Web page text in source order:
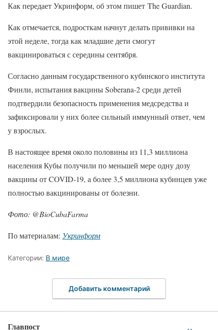
Как передает Укринформ, об этом пишет The Guardian.
Как отмечается, подросткам начнут делать прививки на
этой неделе, тогда как младшие дети смогут
вакцинироваться с середины сентября.
Согласно данным государственного кубинского института
Финли, испытания вакцины Soberana-2 среди детей
подтвердили безопасность применения медсредства и
зафиксировали у них более сильный иммунный ответ, чем
у взрослых.
В настоящее время около половины из 11,3 миллиона
населения Кубы получили по меньшей мере одну дозу
вакцины от COVID-19, а более 3,5 миллиона кубинцев уже
полностью вакцинированы от болезни.
Фото: @BioCubaFarma
По материалам: Укринформ
Категории: В мире
Добавить комментарий
Главпост